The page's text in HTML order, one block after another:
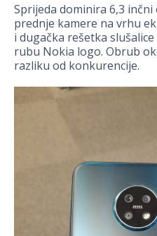
Sprijeda dominira 6,3
prednje kamere na vrhu
i dugačka rešetka
rubu Nokia logo. Obrub
razliku od konkurencije.